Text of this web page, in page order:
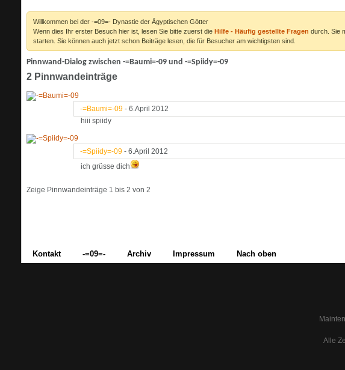
Willkommen bei der -=09=- Dynastie der Ägyptischen Götter
Wenn dies Ihr erster Besuch hier ist, lesen Sie bitte zuerst die Hilfe - Häufig gestellte Fragen durch. Sie
starten. Sie können auch jetzt schon Beiträge lesen, die für Besucher am wichtigsten sind.
Pinnwand-Dialog zwischen -=Baumi=-09 und -=Spiidy=-09
2 Pinnwandeinträge
-=Baumi=-09 - 6.April 2012
hiii spiidy
-=Spiidy=-09 - 6.April 2012
ich grüsse dich
Zeige Pinnwandeinträge 1 bis 2 von 2
Kontakt -=09=- Archiv Impressum Nach oben
Alle